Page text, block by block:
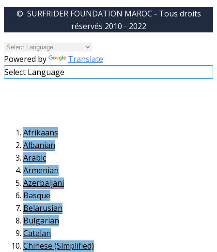
© SURFRIDER FOUNDATION MAROC - Tous droits
réservés 2010 - 2022
Powered by
Translate
Select Language
Afrikaans
Albanian
Arabic
Armenian
Azerbaijani
Basque
Belarusian
Bulgarian
Catalan
Chinese (Simplified)